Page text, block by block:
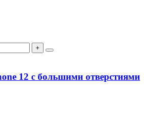
+
12 с большими отверстиями